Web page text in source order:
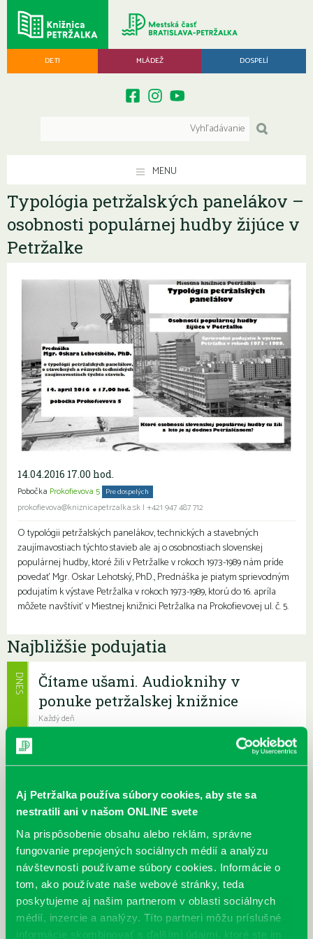
Aj Petržalka používa súbory cookies, aby ste sa
nestratili ani v našom ONLINE svete
Na prispôsobenie obsahu alebo reklám, správne
fungovanie prepojených sociálnych médií a analýzu
návštevnosti používame súbory cookies. Informácie o
tom, ako používate naše webové stránky, teda
poskytujeme aj našim partnerom v oblasti sociálnych
médií, inzercie a analýzy. Títo partneri môžu príslušné
informácie skombinovať s ďalšími údajmi, ktoré ste im
DETI MLÁDEŽ DOSPELÍ
MENU
Typológia petržalských panelákov –
osobnosti populárnej hudby žijúce v
Petržalke
14.04.2016 17.00 hod.
Pobočka Prokofievova 5 Pre dospelých
prokofievova@kniznicapetrzalka.sk | +421 947 487 712
O typológii petržalských panelákov, technických a stavebných
zaujímavostiach týchto stavieb ale aj o osobnostiach slovenskej
populárnej hudby, ktoré žili v Petržalke v rokoch 1973-1989 nám príde
povedať Mgr. Oskar Lehotský, PhD., Prednáška je piatym sprievodným
podujatím k výstave Petržalka v rokoch 1973-1989, ktorú do 16. apríla
môžete navštíviť v Miestnej knižnici Petržalka na Prokofievovej ul. č. 5.
Najbližšie podujatia
Čítame ušami. Audioknihy v
ponuke petržalskej knižnice
Každý deň
Máme skvelé správy pre všetkých milovníkov kníh a príbehov!
Odteraz si môžete v našej knižnici nielen požičať klasické
papierové knihy a e-knihy, a...
DNES
Výdajný knižný box dostupný 24/7
Každý deň
Výdajný box na knihy Knižnice Petržalka je umiestnený pri
vchode do Petržalskej plavárne na Tupolevovej 7B a jeho obsluha
je užívateľsky veľmi jednodu...
Kubo Club už aj v petržalskej
knižnici
Každý deň |Furdekova 1,Haanova 37 ,Lietavská 16, Prokofievova 5